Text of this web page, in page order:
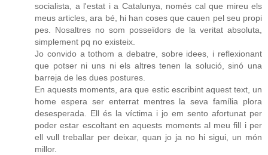
socialista, a l'estat i a Catalunya, només cal que mireu els
meus articles, ara bé, hi han coses que cauen pel seu propi
pes. Nosaltres no som posseïdors de la veritat absoluta,
simplement pq no existeix.
Jo convido a tothom a debatre, sobre idees, i reflexionant
que potser ni uns ni els altres tenen la solució, sinó una
barreja de les dues postures.
En aquests moments, ara que estic escribint aquest text, un
home espera ser enterrat mentres la seva família plora
desesperada. Ell és la víctima i jo em sento afortunat per
poder estar escoltant en aquests moments al meu fill i per
ell vull treballar per deixar, quan jo ja no hi sigui, un món
millor.